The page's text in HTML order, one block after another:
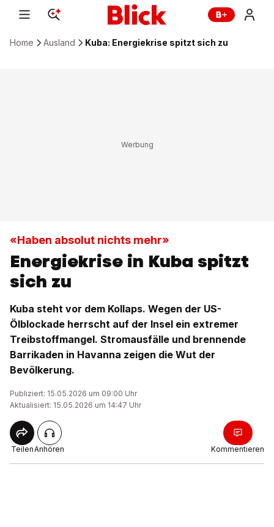
Home Ausland Kuba: Energiekrise spitzt sich zu
«Haben absolut nichts mehr»
Energiekrise in Kuba spitzt
sich zu
Kuba steht vor dem Kollaps. Wegen der US-
Ölblockade herrscht auf der Insel ein extremer
Treibstoffmangel. Stromausfälle und brennende
Barrikaden in Havanna zeigen die Wut der
Bevölkerung.
Publiziert: 15.05.2026 um 09:00 Uhr
Aktualisiert: 15.05.2026 um 14:47 Uhr
TeilenAnhören Kommentieren